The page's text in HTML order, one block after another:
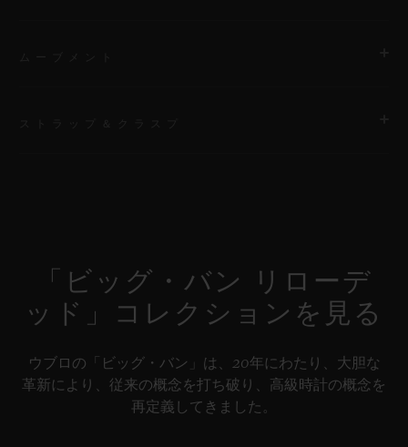
約72時間
ン入りラバーストラップ
ブラックセラミック＆チタニウム（ブラックコーティング）
「ビッグ・バン リローデ
ッド」コレクションを見る
ウブロの「ビッグ・バン」は、20年にわたり、大胆な
革新により、従来の概念を打ち破り、高級時計の概念を
再定義してきました。